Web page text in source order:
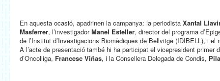
En aquesta ocasió, apadrinen la campanya: la periodista Xantal
Masferrer, l’investigadorManel Esteller, director del programa
de l’Institut d’Investigacions Biomèdiques de Bellvitge (IDIBELL), i el
A l’acte de presentació també hi ha participat el vicepresident primer
d’Oncolliga, Francesc Viñas, i la Consellera Delegada de Condis,